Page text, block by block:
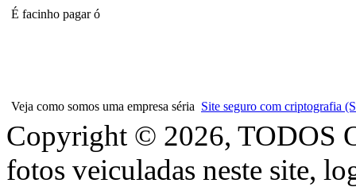
É facinho pagar ó
Veja como somos uma empresa séria Site seguro com criptografia
Copyright © 2026, TODOS
fotos veiculadas neste site,